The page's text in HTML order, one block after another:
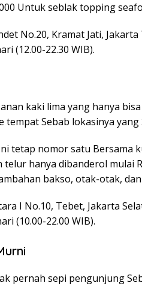
Untuk seblak topping
No.20, Kramat Jati,
(12.00-22.30 WIB).
kaki lima yang hanya
tempat Sebab lokasinya yang
tetap nomor satu Bersama
hanya dibanderol mulai
bakso, otak-otak,
I No.10, Tebet, Jakarta
(10.00-22.00 WIB).
pernah sepi pengunjung